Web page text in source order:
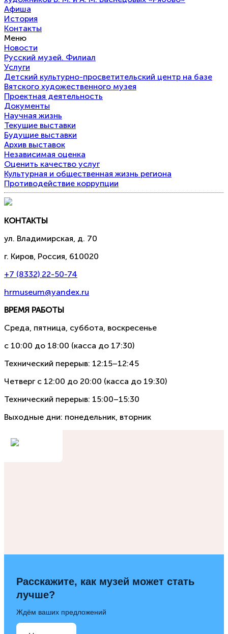
Афиша
История
Контакты
Меню
Новости
Русский музей. Филиал
Услуги
Детский культурно-просветительский центр на базе
Вятского художественного музея
Проектная деятельность
Документы
Научная жизнь
Текущие выставки
Будущие выставки
Архив выставок
Независимая оценка
Оценить качество услуг
Культурная и общественная жизнь региона
Противодействие коррупции
КОНТАКТЫ
ул. Владимирская, д. 70
г. Киров, Россия, 610020
+7 (8332) 22-50-74
hrmuseum@yandex.ru
ВРЕМЯ РАБОТЫ
Среда, пятница, суббота, воскресенье
с 10:00 до 18:00 (касса до 17:30)
Технический перерыв: 12:15–12:45
Четверг с 12:00 до 20:00 (касса до 19:30)
Технический перерыв: 15:00–15:30
Выходные дни: понедельник, вторник
Расскажите, как музей может стать
лучше?
Ждём ваших предложений